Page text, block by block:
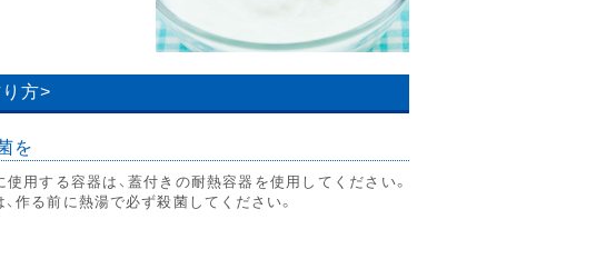
方>
を
使用する容器は、蓋付きの耐熱容器を使用してください。
作る前に熱湯で必ず殺菌してください。